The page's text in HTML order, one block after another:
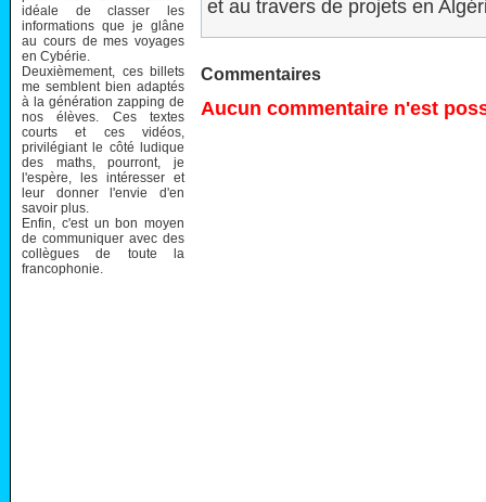
idéale de classer les
informations que je glâne
au cours de mes voyages
en Cybérie.
Deuxièmement, ces billets
me semblent bien adaptés
à la génération zapping de
nos élèves. Ces textes
courts et ces vidéos,
privilégiant le côté ludique
des maths, pourront, je
l'espère, les intéresser et
leur donner l'envie d'en
savoir plus.
Enfin, c'est un bon moyen
de communiquer avec des
collègues de toute la
francophonie.
et au travers de projets en
Commentaires
Aucun commentaire n'est